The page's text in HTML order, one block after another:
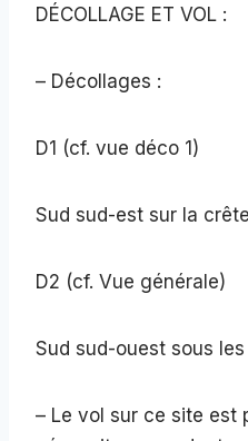
DÉCOLLAGE ET VOL :
– Décollages :
D1 (cf. vue déco 1)
Sud sud-est sur la
D2 (cf. Vue générale)
Sud sud-ouest sous
– Le vol sur ce site est